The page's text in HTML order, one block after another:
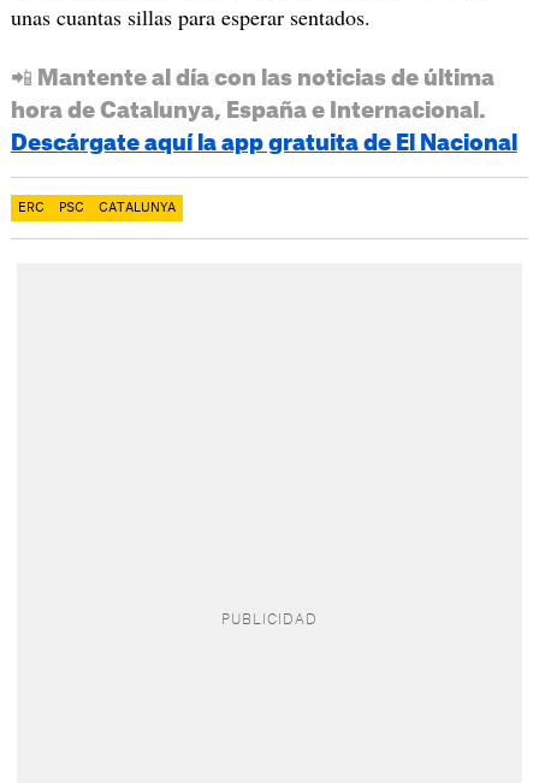
unas cuantas sillas para esperar sentados.
📲 Mantente al día con las noticias de última
hora de Catalunya, España e Internacional.
Descárgate aquí la app gratuita de El Nacional
ERC PSC CATALUNYA